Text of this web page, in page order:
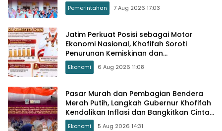
Pemerintahan 7 Aug 2026 17:03
Jatim Perkuat Posisi sebagai Motor
Ekonomi Nasional, Khofifah Soroti
Penurunan Kemiskinan dan
Pengangguran
Ekonomi 6 Aug 2026 11:08
Pasar Murah dan Pembagian Bendera
Merah Putih, Langkah Gubernur Khofifah
Kendalikan Inflasi dan Bangkitkan Cinta
Tanah Air
Ekonomi 5 Aug 2026 14:31